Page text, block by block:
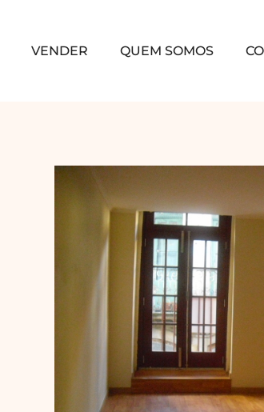
VENDER QUEM SOMOS